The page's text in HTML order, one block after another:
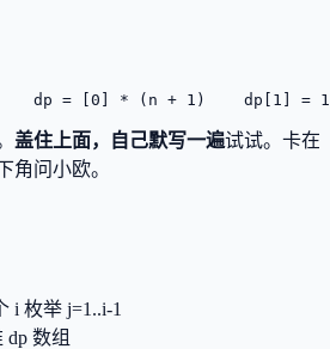
dp = [0] * (n + 1)
    dp[1] = 1
盖住上面，自己默写一遍试试。卡在
角问小欧。
i 枚举 j=1..i-1
dp 数组